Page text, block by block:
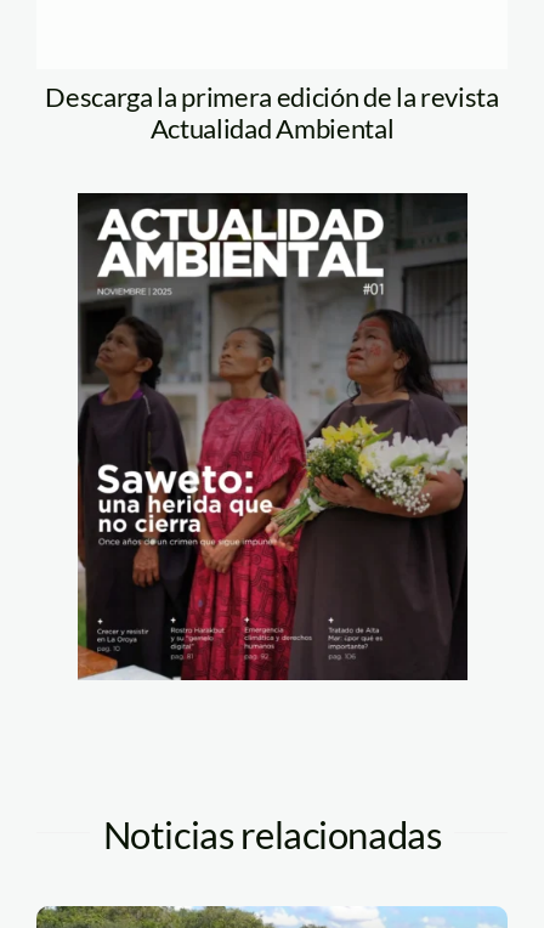
Descarga la primera edición de la revista
Actualidad Ambiental
Noticias relacionadas